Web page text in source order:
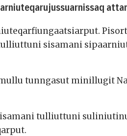
sisamani
tunngasut minillugit
tulliuttuni